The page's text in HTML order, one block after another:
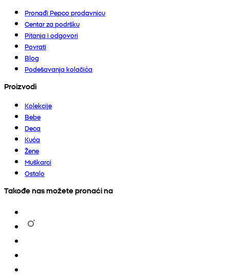
Pronađi Pepco prodavnicu
Centar za podršku
Pitanja i odgovori
Povrati
Blog
Podešavanja kolačića
Proizvodi
Kolekcije
Bebe
Deca
Kuća
Žene
Muškarci
Ostalo
Takođe nas možete pronaći na